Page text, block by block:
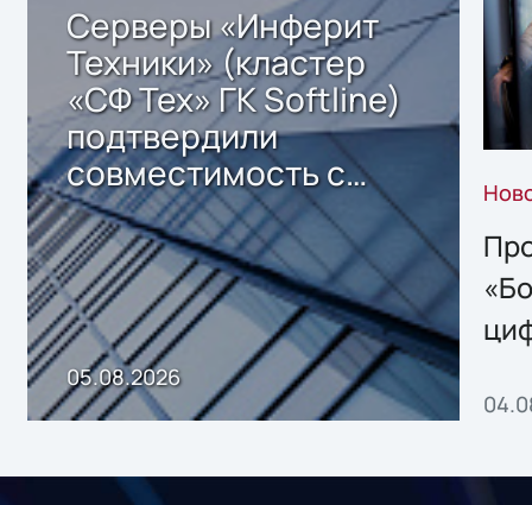
Серверы «Инферит
Техники» (кластер
«СФ Тех» ГК Softline)
подтвердили
совместимость с
решением Sharx
Storage 2.x для
хранения данных
05.08.2026